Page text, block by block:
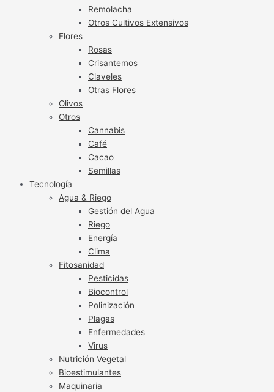
Remolacha
Otros Cultivos Extensivos
Flores
Rosas
Crisantemos
Claveles
Otras Flores
Olivos
Otros
Cannabis
Café
Cacao
Semillas
Tecnología
Agua & Riego
Gestión del Agua
Riego
Energía
Clima
Fitosanidad
Pesticidas
Biocontrol
Polinización
Plagas
Enfermedades
Virus
Nutrición Vegetal
Bioestimulantes
Maquinaria